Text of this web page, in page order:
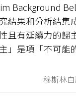
Background
結果和分析結
且有延續力的歸
」是項「不可能
穆斯林